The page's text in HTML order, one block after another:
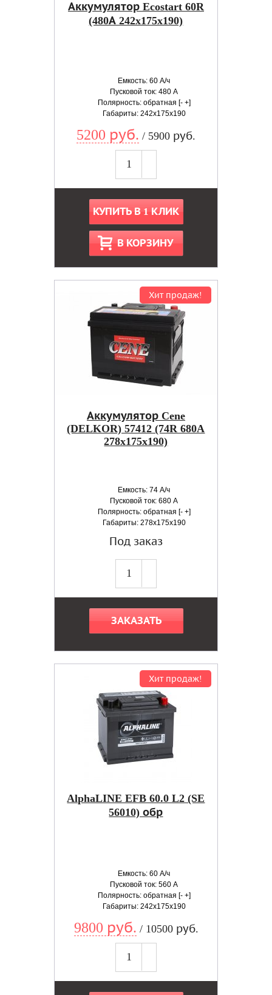
Аккумулятор Ecostart 60R
(480А 242x175x190)
Емкость: 60 А/ч
Пусковой ток: 480 А
Полярность: обратная [- +]
Габариты: 242x175x190
5200 руб. / 5900 руб.
КУПИТЬ В 1 КЛИК
В КОРЗИНУ
Хит продаж!
Аккумулятор Cene
(DELKOR) 57412 (74R 680A
278x175x190)
Емкость: 74 А/ч
Пусковой ток: 680 А
Полярность: обратная [- +]
Габариты: 278x175x190
Под заказ
ЗАКАЗАТЬ
Хит продаж!
AlphaLINE EFB 60.0 L2 (SE
56010) обр
Емкость: 60 А/ч
Пусковой ток: 560 А
Полярность: обратная [- +]
Габариты: 242x175x190
9800 руб. / 10500 руб.